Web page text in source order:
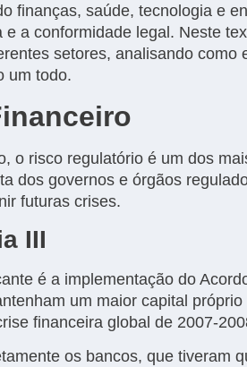
finanças, saúde, tecnologia e
e a conformidade legal. Neste
setores, analisando
um todo.
o risco regulatório é um dos
dos governos e órgãos
futuras crises.
III
é a implementação do
um maior capital
financeira global de 2007-
os bancos, que tiveram